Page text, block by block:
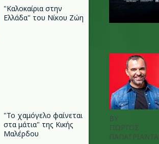
"Καλοκαίρια στην
Ελλάδα" του Νίκου Ζώη
"Το χαμόγελο φαίνεται
στα μάτια" της Κικής
Μαλέρδου
BY
ΓΙΩΡΓΟΣ